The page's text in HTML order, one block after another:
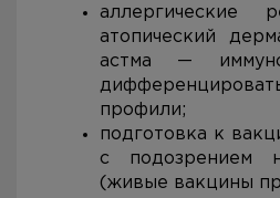
аллергические
атопический
астма —
профили;
подготовка к
с подозрением
(живые вакцины